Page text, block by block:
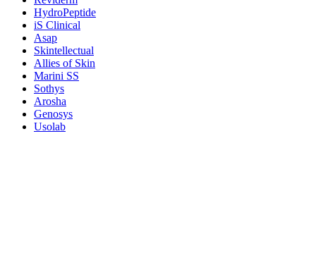
HydroPeptide
iS Clinical
Asap
Skintellectual
Allies of Skin
Marini SS
Sothys
Arosha
Genosys
Usolab